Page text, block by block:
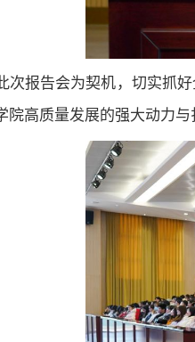
次报告会为契机，切实抓
院高质量发展的强大动力